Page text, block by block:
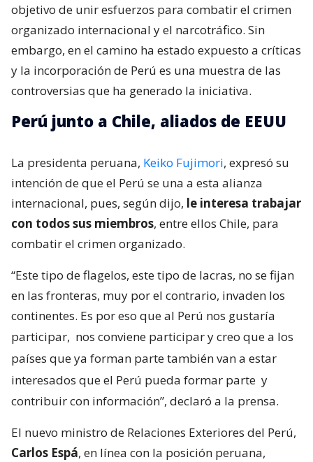
objetivo de unir esfuerzos para combatir el crimen
organizado internacional y el narcotráfico. Sin
embargo, en el camino ha estado expuesto a críticas
y la incorporación de Perú es una muestra de las
controversias que ha generado la iniciativa.
Perú junto a Chile, aliados de EEUU
La presidenta peruana, Keiko Fujimori, expresó su
intención de que el Perú se una a esta alianza
internacional, pues, según dijo, le interesa trabajar
con todos sus miembros, entre ellos Chile, para
combatir el crimen organizado.
“Este tipo de flagelos, este tipo de lacras, no se fijan
en las fronteras, muy por el contrario, invaden los
continentes. Es por eso que al Perú nos gustaría
participar, nos conviene participar y creo que a los
países que ya forman parte también van a estar
interesados que el Perú pueda formar parte y
contribuir con información”, declaró a la prensa.
El nuevo ministro de Relaciones Exteriores del Perú,
Carlos Espá, en línea con la posición peruana,